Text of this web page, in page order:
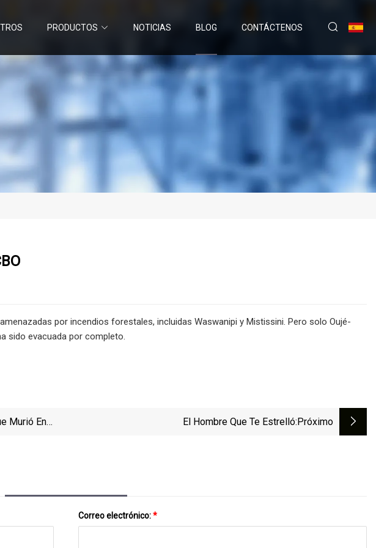
PRODUCTOS NOTICIAS BLOG CONTÁCTENOS
por incendios forestales, incluidas Waswanipi y Mistissini. Pero solo Oujé-
sido evacuada por completo.
Murió En
El Hombre Que Te Estrelló:próximo
Correo electrónico:*